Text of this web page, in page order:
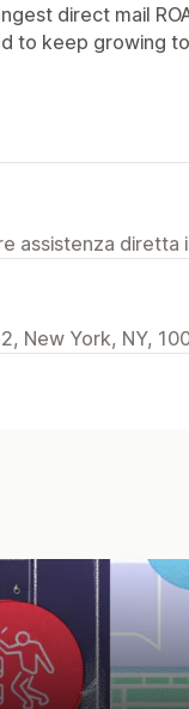
direct mail
to keep growing
assistenza diretta
New York, NY,